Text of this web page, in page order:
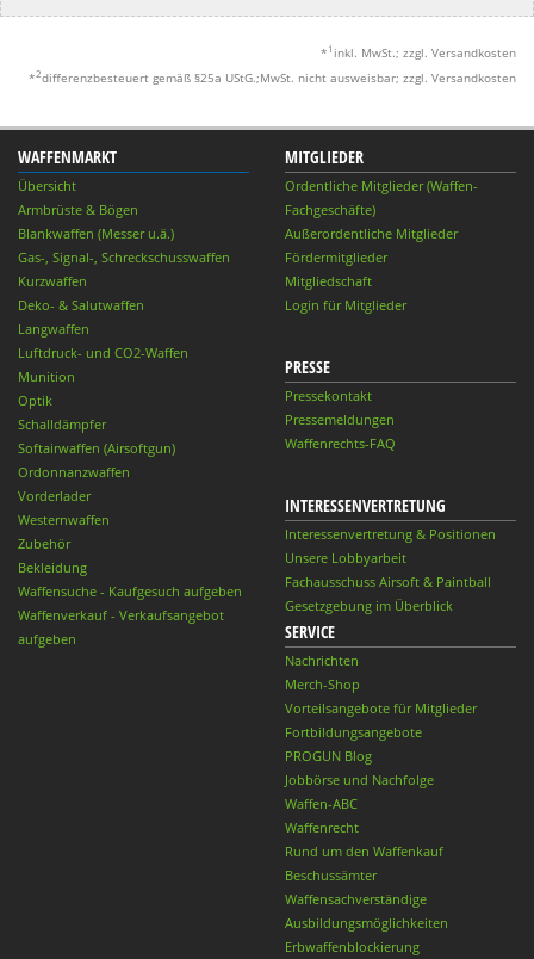
* 1 inkl. MwSt.; zzgl. Versandkosten
*2differenzbesteuert gemäß §25a UStG.;MwSt. nicht ausweisbar; zzgl. Versandkosten
WAFFENMARKT
Übersicht
Armbrüste & Bögen
Blankwaffen (Messer u.ä.)
Gas-, Signal-, Schreckschusswaffen
Kurzwaffen
Deko- & Salutwaffen
Langwaffen
Luftdruck- und CO2-Waffen
Munition
Optik
Schalldämpfer
Softairwaffen (Airsoftgun)
Ordonnanzwaffen
Vorderlader
Westernwaffen
Zubehör
Bekleidung
Waffensuche - Kaufgesuch aufgeben
Waffenverkauf - Verkaufsangebot
aufgeben
MITGLIEDER
Ordentliche Mitglieder (Waffen-
Fachgeschäfte)
Außerordentliche Mitglieder
Fördermitglieder
Mitgliedschaft
Login für Mitglieder
PRESSE
Pressekontakt
Pressemeldungen
Waffenrechts-FAQ
INTERESSENVERTRETUNG
Interessenvertretung & Positionen
Unsere Lobbyarbeit
Fachausschuss Airsoft & Paintball
Gesetzgebung im Überblick
SERVICE
Nachrichten
Merch-Shop
Vorteilsangebote für Mitglieder
Fortbildungsangebote
PROGUN Blog
Jobbörse und Nachfolge
Waffen-ABC
Waffenrecht
Rund um den Waffenkauf
Beschussämter
Waffensachverständige
Ausbildungsmöglichkeiten
Erbwaffenblockierung